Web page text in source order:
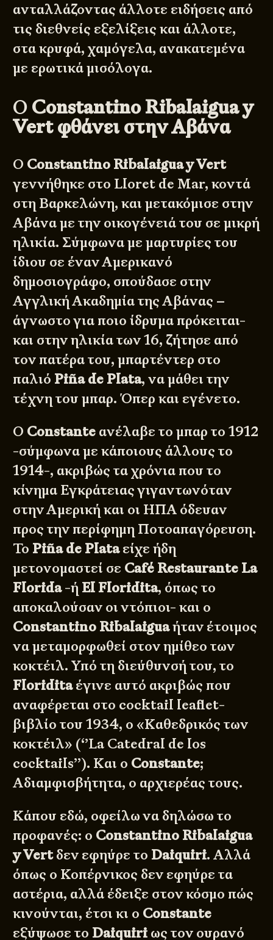
ανταλλάζοντας άλλοτε ειδήσεις από
τις διεθνείς εξελίξεις και άλλοτε,
στα κρυφά, χαμόγελα, ανακατεμένα
με ερωτικά μισόλογα.
Ο Constantino Ribalaigua y
Vert φθάνει στην Αβάνα
Ο Constantino Ribalaigua y Vert
γεννήθηκε στο Lloret de Mar, κοντά
στη Βαρκελώνη, και μετακόμισε στην
Αβάνα με την οικογένειά του σε μικρή
ηλικία. Σύμφωνα με μαρτυρίες του
ίδιου σε έναν Αμερικανό
δημοσιογράφο, σπούδασε στην
Αγγλική Ακαδημία της Αβάνας –
άγνωστο για ποιο ίδρυμα πρόκειται-
και στην ηλικία των 16, ζήτησε από
τον πατέρα του, μπαρτέντερ στο
παλιό Piña de Plata, να μάθει την
τέχνη του μπαρ. Όπερ και εγένετο.
Ο Constante ανέλαβε το μπαρ το 1912
-σύμφωνα με κάποιους άλλους το
1914-, ακριβώς τα χρόνια που το
κίνημα Εγκράτειας γιγαντωνόταν
στην Αμερική και οι ΗΠΑ όδευαν
προς την περίφημη Ποτοαπαγόρευση.
Το Piña de Plataείχε ήδη
μετονομαστεί σε Café Restaurante La
Florida-ή El Floridita, όπως το
αποκαλούσαν οι ντόπιοι- και ο
Constantino Ribalaiguaήταν έτοιμος
να μεταμορφωθεί στον ημίθεο των
κοκτέιλ. Υπό τη διεύθυνσή του, το
Floriditaέγινε αυτό ακριβώς που
αναφέρεται στο cocktail leaflet-
βιβλίο του 1934, ο «Καθεδρικός των
κοκτέιλ» (‘’La Catedral de los
cocktails’’). Και ο Constante;
Αδιαμφισβήτητα, ο αρχιερέας τους.
Κάπου εδώ, οφείλω να δηλώσω το
προφανές: ο Constantino Ribalaigua
y Vertδεν εφηύρε το Daiquiri. Αλλά
όπως ο Κοπέρνικος δεν εφηύρε τα
αστέρια, αλλά έδειξε στον κόσμο πώς
κινούνται, έτσι κι ο Constante
εξύψωσε το Daiquiri ως τον ουρανό